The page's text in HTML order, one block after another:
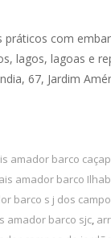
práticos com
lagos, lagoas e
67, Jardim
amador barco
amador barco
barco s j dos
amador barco sjc,